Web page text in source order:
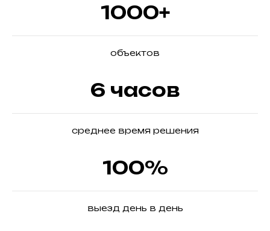
1000+
объектов
6 часов
среднее время решения
100%
выезд день в день